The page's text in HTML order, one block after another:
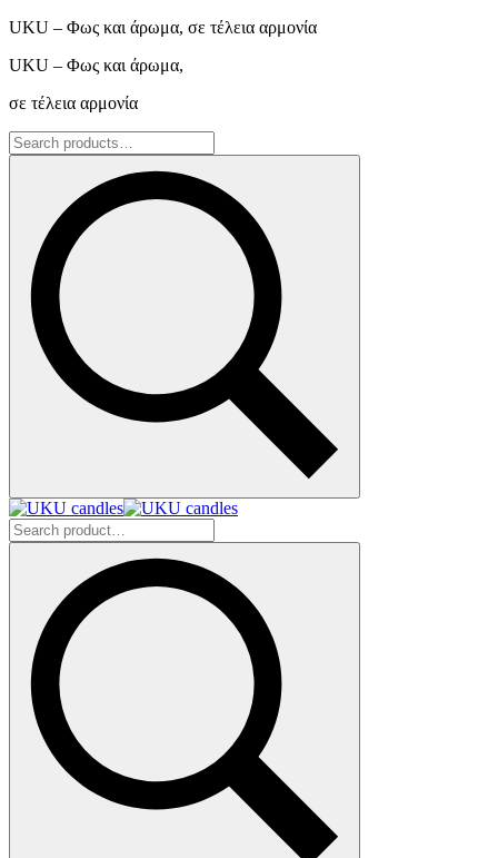
UKU – Φως και άρωμα, σε τέλεια αρμονία
UKU – Φως και άρωμα,
σε τέλεια αρμονία